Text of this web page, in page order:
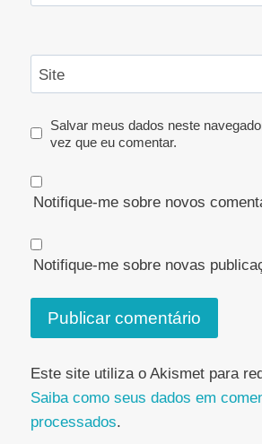
Site
Salvar meus dados neste
vez que eu comentar.
Notifique-me sobre novos
Notifique-me sobre novas
Este site utiliza o Akismet para
Saiba como seus dados em
processados.